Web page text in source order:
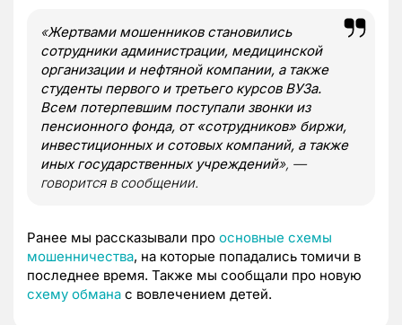
«Жертвами мошенников становились
сотрудники администрации, медицинской
организации и нефтяной компании, а также
студенты первого и третьего курсов ВУЗа.
Всем потерпевшим поступали звонки из
пенсионного фонда, от «сотрудников» биржи,
инвестиционных и сотовых компаний, а также
иных государственных учреждений», —
говорится в сообщении.
Ранее мы рассказывали про основные схемы
мошенничества, на которые попадались томичи в
последнее время. Также мы сообщали про новую
схему обмана с вовлечением детей.